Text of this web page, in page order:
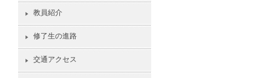
教員紹介
修了生の進路
交通アクセス